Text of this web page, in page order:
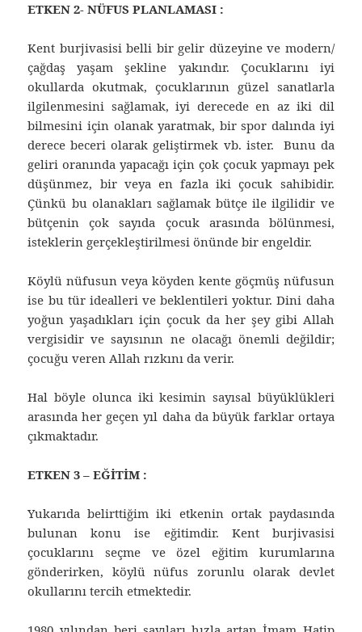
ETKEN 2- NÜFUS PLANLAMASI :
Kent burjivasisi belli bir gelir düzeyine ve modern/
çağdaş yaşam şekline yakındır. Çocuklarını iyi
okullarda okutmak, çocuklarının güzel sanatlarla
ilgilenmesini sağlamak, iyi derecede en az iki dil
bilmesini için olanak yaratmak, bir spor dalında iyi
derece beceri olarak geliştirmek vb. ister. Bunu da
geliri oranında yapacağı için çok çocuk yapmayı pek
düşünmez, bir veya en fazla iki çocuk sahibidir.
Çünkü bu olanakları sağlamak bütçe ile ilgilidir ve
bütçenin çok sayıda çocuk arasında bölünmesi,
isteklerin gerçekleştirilmesi önünde bir engeldir.
Köylü nüfusun veya köyden kente göçmüş nüfusun
ise bu tür idealleri ve beklentileri yoktur. Dini daha
yoğun yaşadıkları için çocuk da her şey gibi Allah
vergisidir ve sayısının ne olacağı önemli değildir;
çocuğu veren Allah rızkını da verir.
Hal böyle olunca iki kesimin sayısal büyüklükleri
arasında her geçen yıl daha da büyük farklar ortaya
çıkmaktadır.
ETKEN 3 – EĞİTİM :
Yukarıda belirttiğim iki etkenin ortak paydasında
bulunan konu ise eğitimdir. Kent burjivasisi
çocuklarını seçme ve özel eğitim kurumlarına
gönderirken, köylü nüfus zorunlu olarak devlet
okullarını tercih etmektedir.